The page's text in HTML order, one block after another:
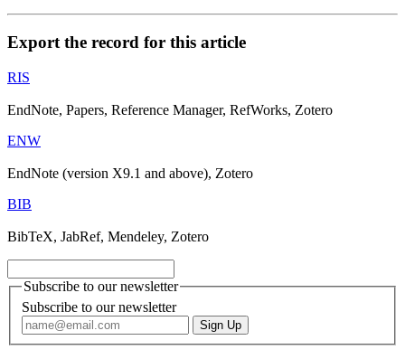
Export the record for this article
RIS
EndNote, Papers, Reference Manager, RefWorks, Zotero
ENW
EndNote (version X9.1 and above), Zotero
BIB
BibTeX, JabRef, Mendeley, Zotero
Subscribe to our newsletter
Subscribe to our newsletter